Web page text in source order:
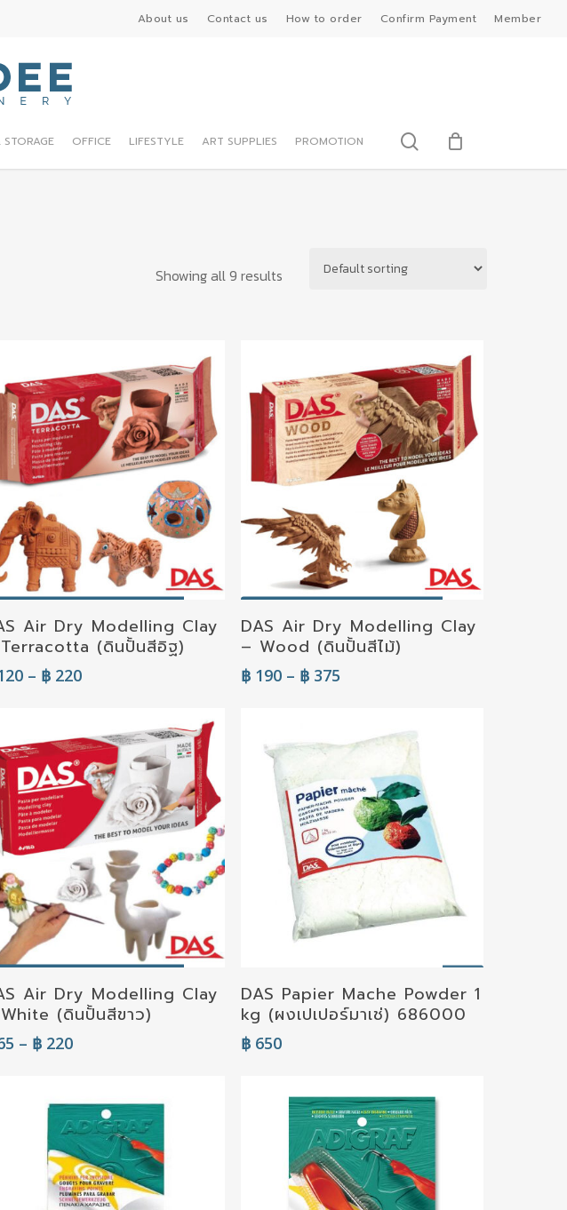
About us Contact us How to order Confirm Payment Member
STORAGE OFFICE LIFESTYLE ART SUPPLIES PROMOTION search
Showing all 9 results
Select Options
Air Dry Modelling Clay
(ดินปั้นสีอิฐ)
– ฿ 220Price
through
฿ 220
Select Options
DAS Air Dry Modelling Clay
– Wood (ดินปั้นสีไม้)
฿190 – ฿375Price
through
฿ 375
Select Options
Air Dry Modelling Clay
(ดินปั้นสีขาว)
– ฿ 220Price
through
฿ 220
Add To Cart
DAS Papier Mache Powder 1
kg (ผงเปเปอร์มาเช่) 686000
฿650